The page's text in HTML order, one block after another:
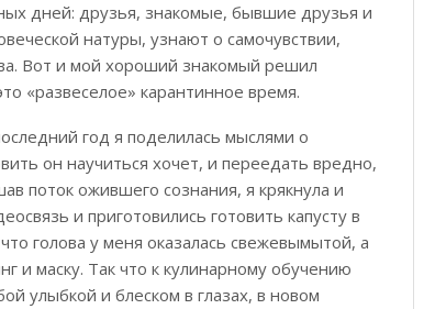
дней: друзья, знакомые, бывшие друзья и
натуры, узнают о самочувствии,
Вот и мой хороший знакомый решил
«развеселое» карантинное время.
год я поделилась мыслями о
он научиться хочет, и переедать вредно,
поток ожившего сознания, я крякнула и
и приготовились готовить капусту в
голова у меня оказалась свежевымытой, а
и маску. Так что к кулинарному обучению
улыбкой и блеском в глазах, в новом